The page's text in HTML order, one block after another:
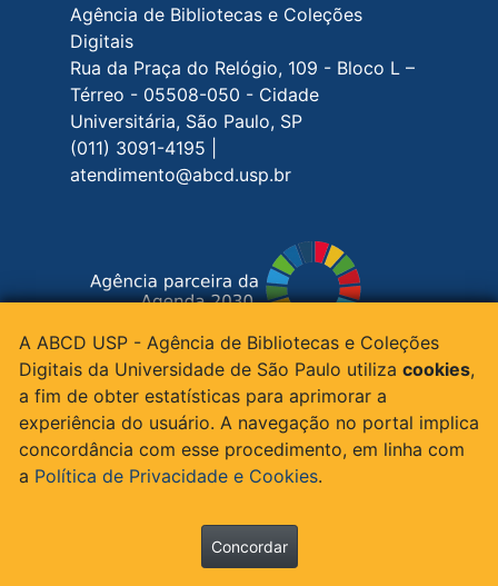
Agência de Bibliotecas e Coleções
Digitais
Rua da Praça do Relógio, 109 - Bloco L –
Térreo - 05508-050 - Cidade
Universitária, São Paulo, SP
(011) 3091-4195 |
atendimento@abcd.usp.br
Siga-nos nas redes sociais
© 2015 - 2026 ABCD - Todos os direitos
A ABCD USP - Agência de Bibliotecas e Coleções
Digitais da Universidade de São Paulo utiliza cookies,
a fim de obter estatísticas para aprimorar a
experiência do usuário. A navegação no portal implica
concordância com esse procedimento, em linha com
a Política de Privacidade e Cookies.
Concordar